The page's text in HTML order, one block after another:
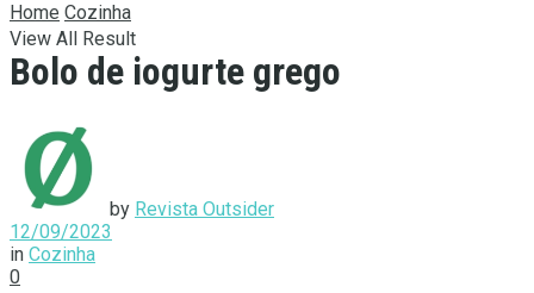
View All Result
Home Cozinha
Bolo de iogurte grego
by Revista Outsider
12/09/2023
in Cozinha
0